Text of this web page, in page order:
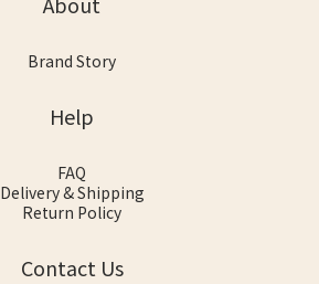
Brand Story
Help
FAQ
Delivery & Shipping
Return Policy
Contact Us